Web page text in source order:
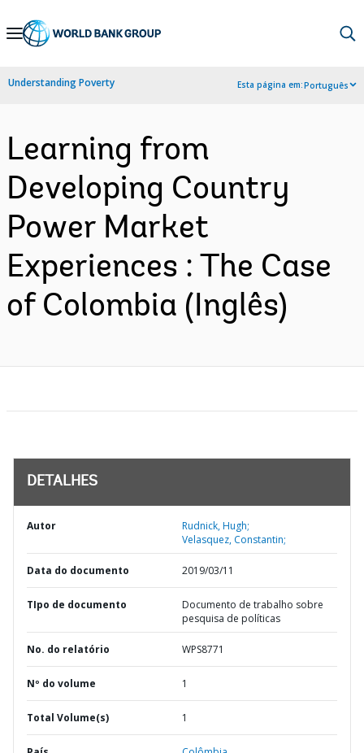
Skip
Navigation
Understanding Poverty Esta página em:Português
Learning from
Developing Country
Power Market
Experiences : The Case
of Colombia (Inglês)
DETALHES
Autor
Rudnick, Hugh;
Velasquez, Constantin;
Data do documento 2019/03/11
TIpo de documento
Documento de trabalho sobre
pesquisa de políticas
No. do relatório WPS8771
Nº do volume 1
Total Volume(s) 1